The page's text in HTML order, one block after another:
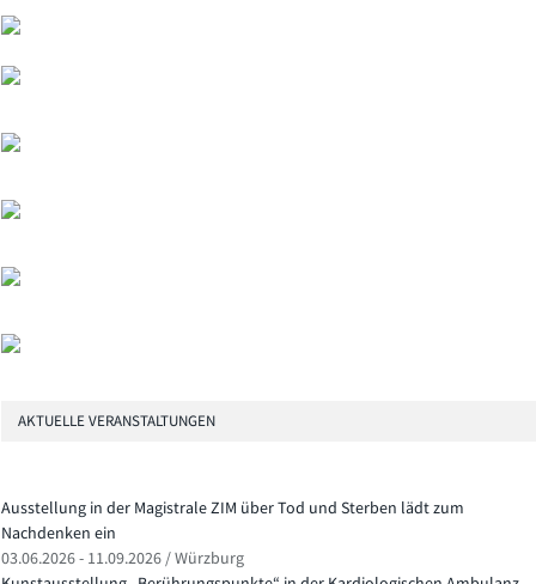
AKTUELLE VERANSTALTUNGEN
Ausstellung in der Magistrale ZIM über Tod und Sterben lädt zum
Nachdenken ein
03.06.2026 - 11.09.2026 / Würzburg